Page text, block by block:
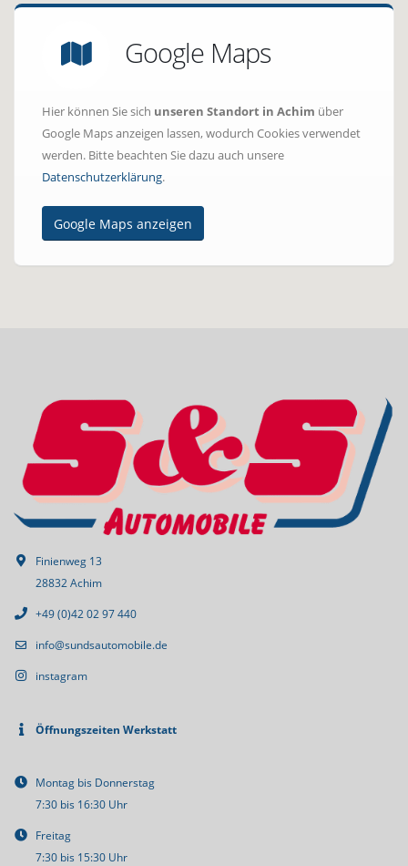
Google Maps
Hier können Sie sich unseren Standort in Achim über
Google Maps anzeigen lassen, wodurch Cookies verwendet
werden. Bitte beachten Sie dazu auch unsere
Datenschutzerklärung.
Google Maps anzeigen
Finienweg 13
28832 Achim
+49 (0)42 02 97 440
info@sundsautomobile.de
instagram
Öffnungszeiten Werkstatt
Montag bis Donnerstag
7:30 bis 16:30 Uhr
Freitag
7:30 bis 15:30 Uhr